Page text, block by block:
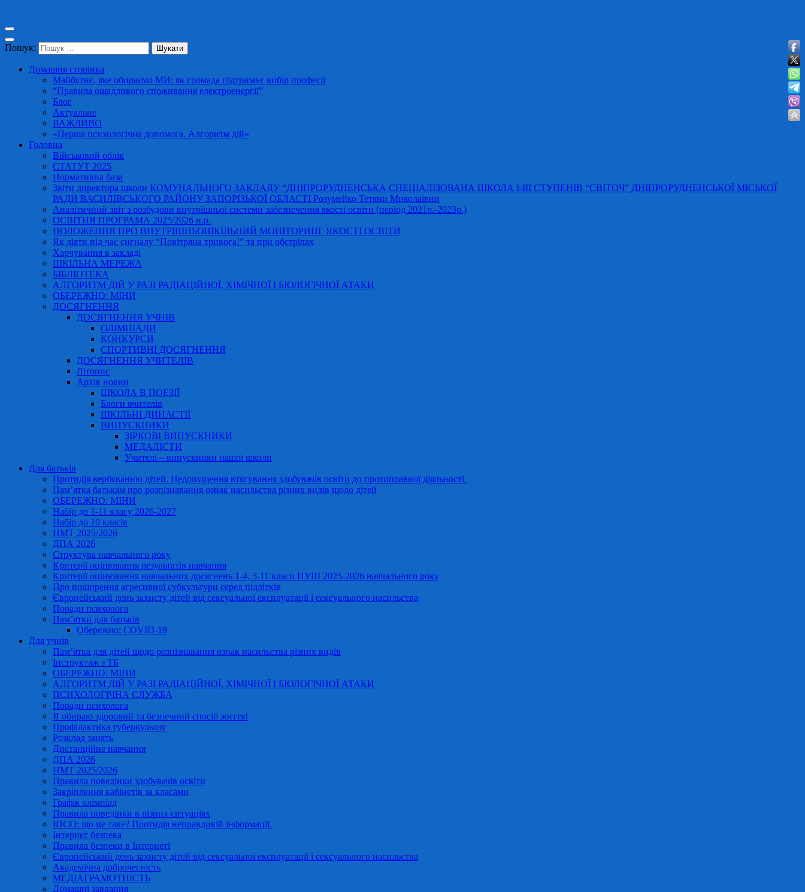
Пошук:
Домашня сторінка
Майбутнє, яке обираємо МИ: як громада підтримує вибір професії
“Правила ощадливого споживання електроенергії”
Блог
Актуальне
ВАЖЛИВО
«Перша психологічна допомога. Алгоритм дій»
Головна
Військовий облік
СТАТУТ 2025
Нормативна база
Звіти директора школи КОМУНАЛЬНОГО ЗАКЛАДУ “ДНІПРОРУДНЕНСЬКА СПЕЦІАЛІЗОВАНА ШКОЛА І-ІІІ СТУПЕНІВ “СВІТОЧ” ДНІПРОРУДНЕНСЬКОЇ МІСЬКОЇ
РАДИ ВАСИЛІВСЬКОГО РАЙОНУ ЗАПОРІЗЬКОЇ ОБЛАСТІ Розумейко Тетяни Миколаївни
Аналітичний звіт з розбудови внутрішньої системи забезпечення якості освіти (період 2021р.-2023р.)
ОСВІТНЯ ПРОГРАМА 2025/2026 н.р.
ПОЛОЖЕННЯ ПРО ВНУТРІШНЬОШКІЛЬНИЙ МОНІТОРИНГ ЯКОСТІ ОСВІТИ
Як діяти під час сигналу “Повітряна тривога!” та при обстрілах
Харчування в закладі
ШКІЛЬНА МЕРЕЖА
БІБЛІОТЕКА
АЛГОРИТМ ДІЙ У РАЗІ РАДІАЦІЙНОЇ, ХІМІЧНОЇ І БІОЛОГІЧНОЇ АТАКИ
ОБЕРЕЖНО: МІНИ
ДОСЯГНЕННЯ
ДОСЯГНЕННЯ УЧНІВ
ОЛІМПІАДИ
КОНКУРСИ
СПОРТИВНІ ДОСЯГНЕННЯ
ДОСЯГНЕННЯ УЧИТЕЛІВ
Літопис
Архів новин
ШКОЛА В ПОЕЗІЇ
Блоги вчителів
ШКІЛЬНІ ДИНАСТІЇ
ВИПУСКНИКИ
ЗІРКОВІ ВИПУСКНИКИ
МЕДАЛІСТИ
Учителі – випускники нашої школи
Для батьків
Протидія вербуванню дітей. Недопущення втягування здобувачів освіти до протиправної діяльності.
Пам’ятка батькам про розпізнавання ознак насильства різних видів щодо дітей
ОБЕРЕЖНО: МІНИ
Набір до 1-11 класу 2026-2027
Набір до 10 класів
НМТ 2025/2026
ДПА 2026
Структура навчального року
Критерії оцінювання результатів навчання
Критерії оцінювання навчальних досягнень 1-4, 5-11 класи НУШ 2025-2026 навчального року
Про поширення агресивної субкультури серед підлітків
Європейський день захисту дітей від сексуальної експлуатації і сексуального насильства
Поради психолога
Пам’ятки для батьків
Обережно: COVID-19
Для учнів
Пам’ятка для дітей щодо розпізнавання ознак насильства різних видів
Інструктаж з ТБ
ОБЕРЕЖНО: МІНИ
АЛГОРИТМ ДІЙ У РАЗІ РАДІАЦІЙНОЇ, ХІМІЧНОЇ І БІОЛОГІЧНОЇ АТАКИ
ПСИХОЛОГІЧНА СЛУЖБА
Поради психолога
Я обираю здоровий та безпечний спосіб життя!
Профілактика туберкульозу
Розклад занять
Дистанційне навчання
ДПА 2026
НМТ 2025/2026
Правила поведінки здобувачів освіти
Закріплення кабінетів за класами
Графік олімпіад
Правила поведінки в різних ситуаціях
ІПСО: що це таке? Протидія неправдивій інформації.
Інтернет безпека
Правила безпеки в Інтернеті
Європейський день захисту дітей від сексуальної експлуатації і сексуального насильства
Академічна доброчесність
МЕДІАГРАМОТНІСТЬ
Домашні завдання